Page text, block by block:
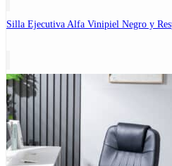
Silla Ejecutiva Alfa Vinipiel Negro y